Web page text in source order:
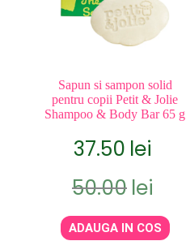
Sapun si sampon solid
pentru copii Petit & Jolie
Shampoo & Body Bar 65 g
50.00 lei
inițial
fost:
50.00lei.
37.50 lei
curent
37.50lei.
ADAUGA IN COS